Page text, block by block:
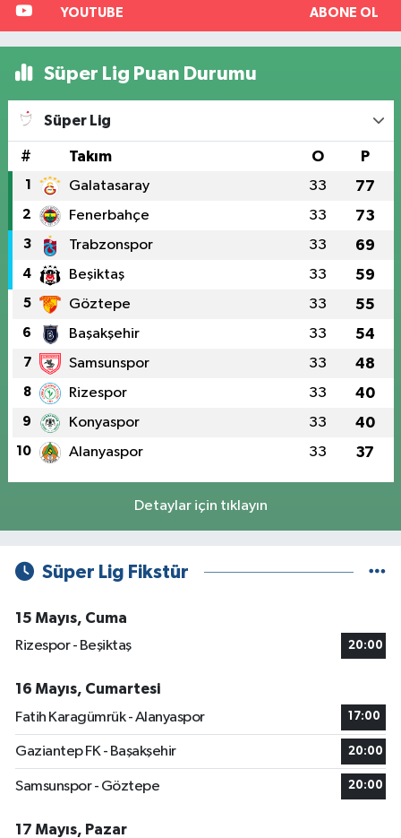
YOUTUBE ABONE OL
Süper Lig Puan Durumu
Süper Lig
# Takım O P
1 Galatasaray 33 77
2 Fenerbahçe 33 73
3 Trabzonspor 33 69
4 Beşiktaş 33 59
5 Göztepe 33 55
6 Başakşehir 33 54
7 Samsunspor 33 48
8 Rizespor 33 40
9 Konyaspor 33 40
10 Alanyaspor 33 37
Detaylar için tıklayın
Süper Lig Fikstür
15 Mayıs, Cuma
Rizespor - Beşiktaş
20:00
16 Mayıs, Cumartesi
Fatih Karagümrük - Alanyaspor
17:00
Gaziantep FK - Başakşehir 20:00
Samsunspor - Göztepe 20:00
17 Mayıs, Pazar